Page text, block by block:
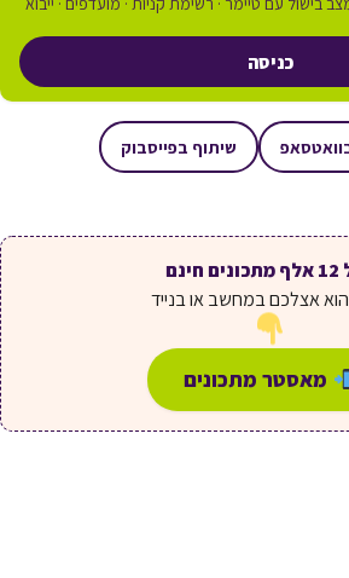
כניסה
שיתוף בפייסבוק
אצלכם במחשב או בנייד
מאסטר מתכונים